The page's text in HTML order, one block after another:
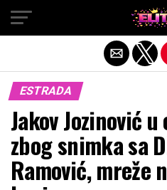
ESTRADA
Jakov Jozinović
zbog snimka sa
Ramović, mreže
Exit